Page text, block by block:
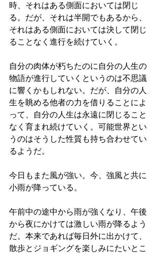
時、それはある側面においては閉じ
る。だが、それは半開でもあるから、
それはある側面においては決して閉じ
ることなく進行を続けていく。
自分の肉体が朽ちたのに自分の人生の
物語が進行していくというのは不思議
に響くかもしれない。だが、自分の人
生を眺める他者の力を借りることによ
って、自分の人生は永遠に閉じること
なく育まれ続けていく。可能世界とい
うのはそうした性質も持ち合わせてい
るようだ。
今日もまた風が強い。今、強風と共に
小雨が降っている。
午前中の途中から雨が強くなり、午後
から夜にかけては激しい雨が降るよう
だ。本来であれば毎日外に出かけて、
散歩とジョギングを楽しみにたいとこ